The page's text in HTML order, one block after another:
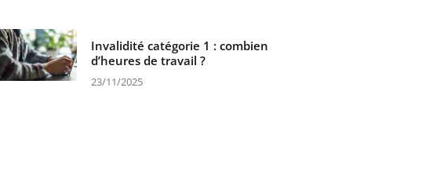
Invalidité catégorie 1 : combien
d’heures de travail ?
23/11/2025